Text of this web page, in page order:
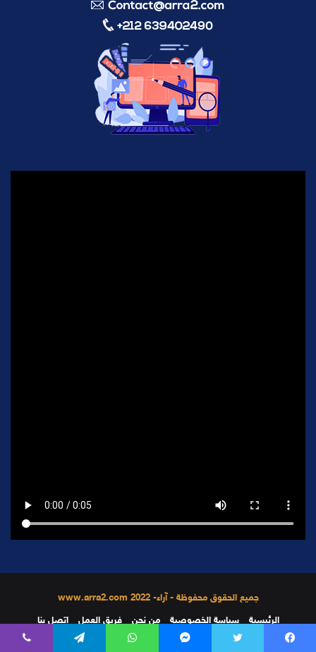
جميع الحقوق محفوظة - آراء- 2022 www.arra2.com
الرئيسية
سياسة الخصوصية من نحن فريق العمل إتصل بنا